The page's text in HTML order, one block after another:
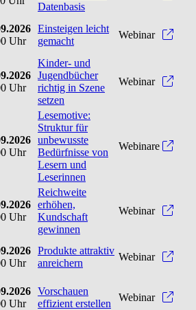
Datenbasis
Uhr
Einsteigen leicht
gemacht
Webinar
Uhr
Kinder- und
Jugendbücher
richtig in Szene
setzen
Webinar
Uhr
Lesemotive:
Struktur für
unbewusste
Bedürfnisse von
Lesern und
Leserinnen
Webinare
Uhr
Reichweite
erhöhen,
Kundschaft
gewinnen
Webinar
Uhr
Produkte attraktiv
anreichern
Webinar
Uhr
Vorschauen
effizient erstellen
Webinar